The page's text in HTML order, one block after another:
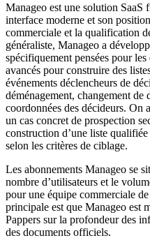
Manageo est une solution SaaS
interface moderne et son
commerciale et la qualification
généraliste, Manageo a
spécifiquement pensées pour
avancés pour construire des
événements déclencheurs de
déménagement, changement de
coordonnées des décideurs. On
un cas concret de prospection
construction d’une liste
selon les critères de ciblage.
Les abonnements Manageo se
nombre d’utilisateurs et le
pour une équipe commerciale
principale est que Manageo est
Pappers sur la profondeur des
des documents officiels.